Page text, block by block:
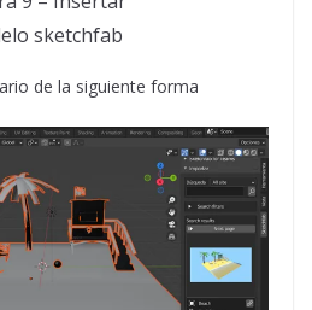
sketchfab
de la siguiente forma